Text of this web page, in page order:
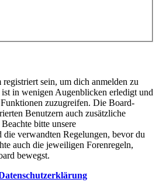
sein, um dich anmelden zu
in wenigen Augenblicken erledigt und
zuzugreifen. Die Board-
Benutzern auch zusätzliche
bitte unsere
verwandten Regelungen, bevor du
auch die jeweiligen Forenregeln,
bewegst.